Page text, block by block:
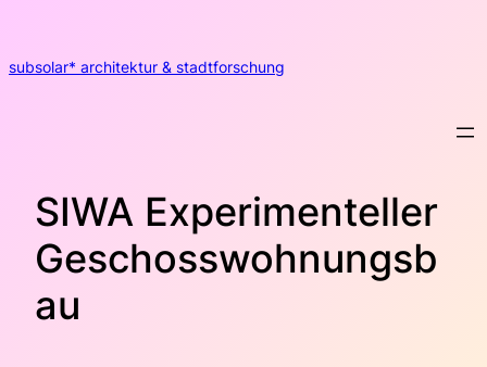
springen
subsolar* architektur & stadtforschung
SIWA Experimenteller
Geschosswohnungsb
au